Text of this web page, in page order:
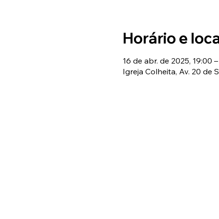
Horário e
16 de abr. de 2025, 19:00
Igreja Colheita, Av. 20 de